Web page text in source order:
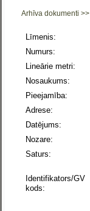
Arhīva dokumenti >>
Līmenis:
Numurs:
Lineārie metri:
Nosaukums:
Pieejamība:
Adrese:
Datējums:
Nozare:
Saturs:
Identifikators/GV
kods: